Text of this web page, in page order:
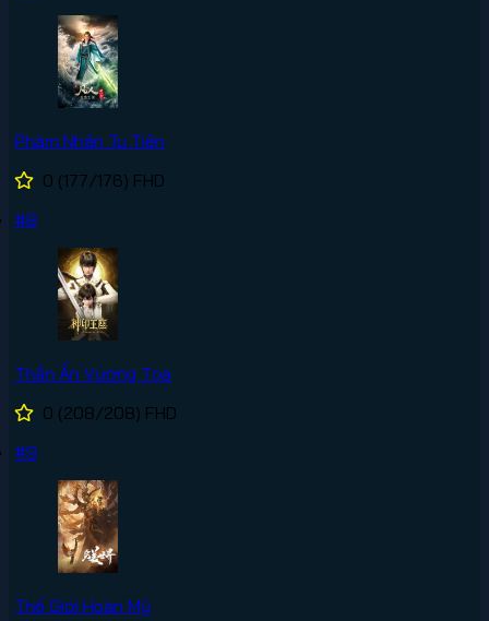
Phàm Nhân Tu Tiên
0 (177/176) FHD
#8
Thần Ấn Vương Tọa
0 (208/208) FHD
#9
Thế Giới Hoàn Mỹ